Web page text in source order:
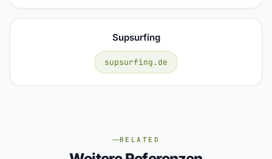
Supsurfing
supsurfing.de
RELATED